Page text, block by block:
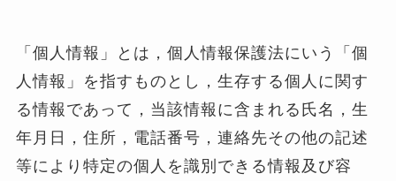
「個人情報」とは，個人情報保護法にいう「個
人情報」を指すものとし，生存する個人に関す
る情報であって，当該情報に含まれる氏名，生
年月日，住所，電話番号，連絡先その他の記述
等により特定の個人を識別できる情報及び容